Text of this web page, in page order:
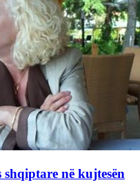
në kujtesën